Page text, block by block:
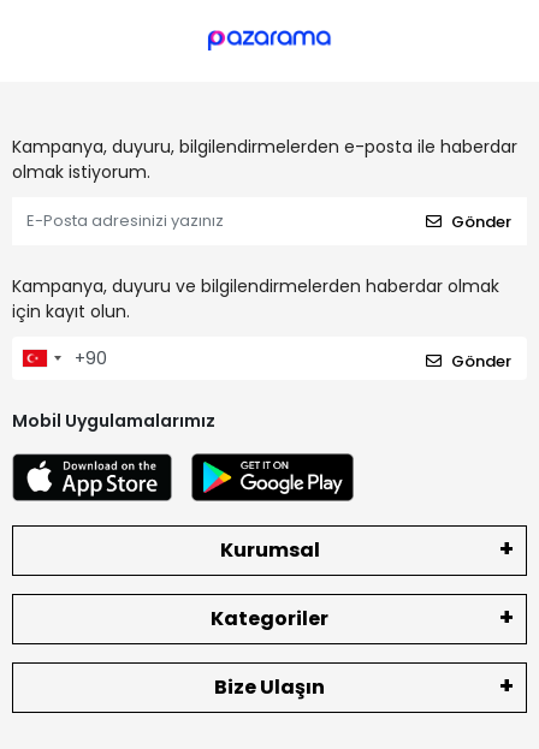
Kampanya, duyuru, bilgilendirmelerden e-posta ile haberdar
olmak istiyorum.
Gönder
Kampanya, duyuru ve bilgilendirmelerden haberdar olmak
için kayıt olun.
Gönder
Mobil Uygulamalarımız
Kurumsal
Kategoriler
Bize Ulaşın